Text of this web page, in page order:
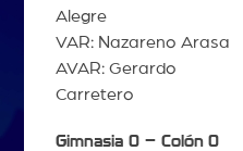
Alegre
VAR: Nazareno Arasa
AVAR: Gerardo
Carretero
Gimnasia 0 – Colón 0